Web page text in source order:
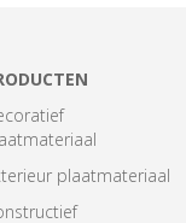
plaatmateriaal